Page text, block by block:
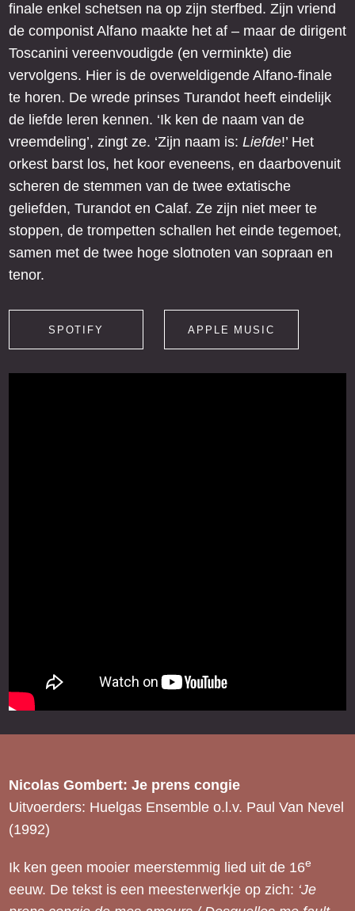
finale enkel schetsen na op zijn sterfbed. Zijn vriend
de componist Alfano maakte het af – maar de dirigent
Toscanini vereenvoudigde (en verminkte) die
vervolgens. Hier is de overweldigende Alfano-finale
te horen. De wrede prinses Turandot heeft eindelijk
de liefde leren kennen. ‘Ik ken de naam van de
vreemdeling’, zingt ze. ‘Zijn naam is: Liefde!’ Het
orkest barst los, het koor eveneens, en daarbovenuit
scheren de stemmen van de twee extatische
geliefden, Turandot en Calaf. Ze zijn niet meer te
stoppen, de trompetten schallen het einde tegemoet,
samen met de twee hoge slotnoten van sopraan en
tenor.
SPOTIFY APPLE MUSIC
Nicolas Gombert: Je prens congie
Uitvoerders: Huelgas Ensemble o.l.v. Paul Van Nevel
(1992)
Ik ken geen mooier meerstemmig lied uit de 16e
eeuw. De tekst is een meesterwerkje op zich: ‘Je